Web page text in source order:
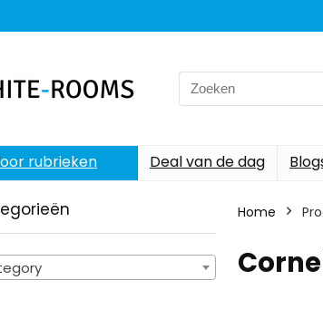
Search
for:
rubrieken Deal van de dag
Home